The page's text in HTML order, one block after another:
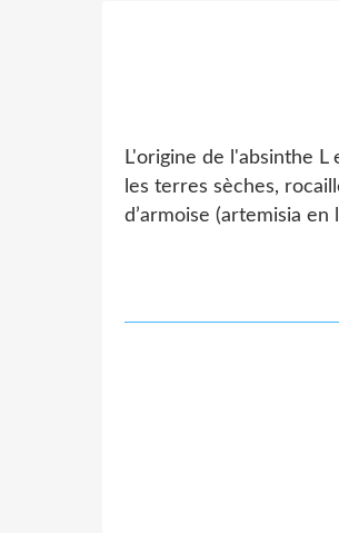
L'origine de l'absinthe
les terres sèches,
d’armoise (artemisia